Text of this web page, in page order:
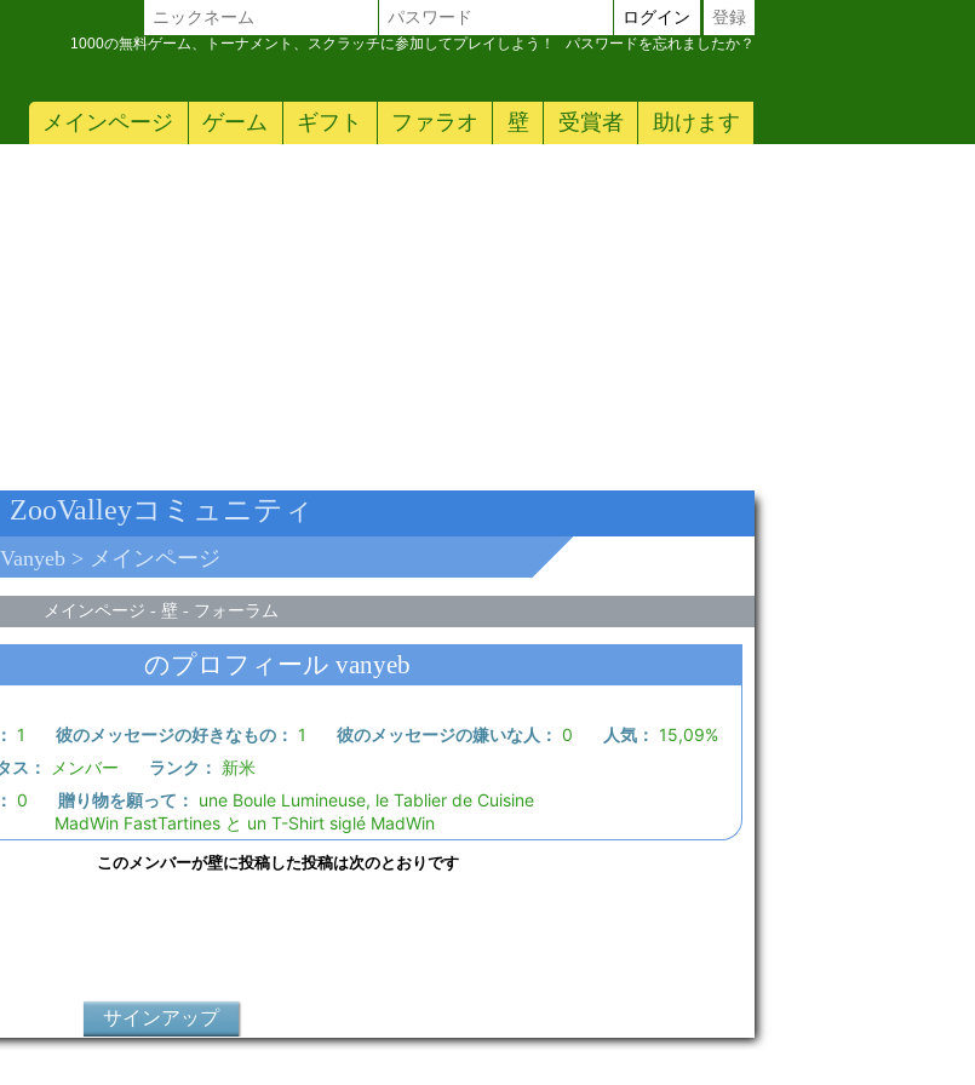
メインページ ゲーム ギフト ファラオ 壁 受賞者 助けます
ログイン 登録
1000の無料ゲーム、トーナメント、スクラッチに参加してプレイしよう！ パスワードを忘れましたか？
ZooValleyコミュニティ
> メインページ
メインページ - 壁 - フォーラム
のプロフィール vanyeb
1 彼のメッセージの好きなもの： 1 彼のメッセージの嫌いな人： 0 人気： 15,09%
ス：
メンバー ランク： 新米
0 贈り物を願って： une Boule Lumineuse, le Tablier de Cuisine
MadWin FastTartines と un T-Shirt siglé MadWin
このメンバーが壁に投稿した投稿は次のとおりです
サインアップ